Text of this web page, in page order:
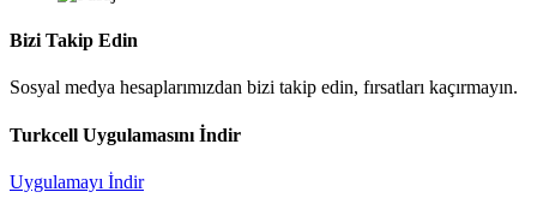
Bizi Takip Edin
Sosyal medya hesaplarımızdan bizi takip edin, fırsatları kaçırmayın.
Turkcell Uygulamasını İndir
Uygulamayı İndir